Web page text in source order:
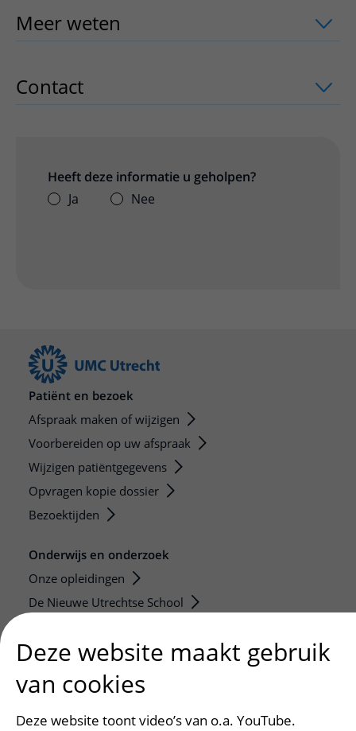
Meer weten uitklapper, klik om te
Contact uitklapper, klik om te openen
Heeft deze informatie u geholpen?
Ja
Nee
Patiënt en bezoek
Afspraak maken of wijzigen
Voorbereiden op uw afspraak
Wijzigen patiëntgegevens
Opvragen kopie dossier
Bezoektijden
Onderwijs en onderzoek
Onze opleidingen
De Nieuwe Utrechtse School
Research
Strategic programs
Research groups
Researchers
Deze website maakt gebruik
van cookies
Deze website toont video’s van o.a. YouTube.